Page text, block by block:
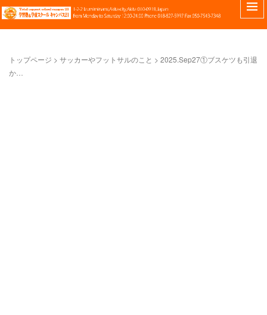
トップページ > サッカーやフットサルのこと > 2025.Sep27①ブスケツも引退
か…